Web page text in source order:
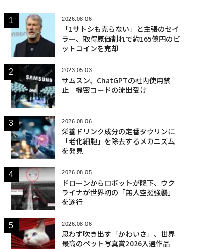
2026.08.06
「1サトシも売らない」と主張のセイ
ラー、取得原価割れで約165億円のビ
ットコインを売却
2023.05.03
サムスン、ChatGPTの社内使用禁
止 機密コードの流出受け
2026.08.06
栄養ドリンク成分の定番タウリンに
「老化細胞」を除去するメカニズム
を発見
2026.08.05
ドローンからロボットが降下、ウク
ライナが世界初の「無人空挺強襲」
を遂行
2026.08.06
思わず吹き出す「かわいさ」、世界
最高のペット写真賞2026入選作品